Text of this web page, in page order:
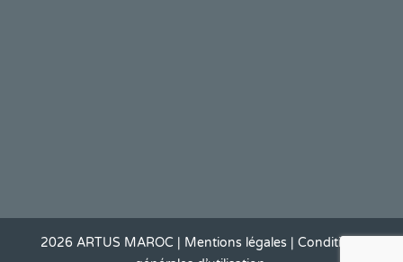
2026 ARTUS MAROC | Mentions légales | Conditions